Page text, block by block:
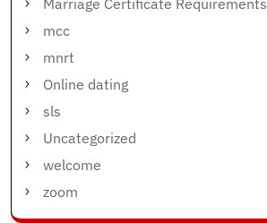
Marriage Certificate Requirements
mcc
mnrt
Online dating
sls
Uncategorized
welcome
zoom